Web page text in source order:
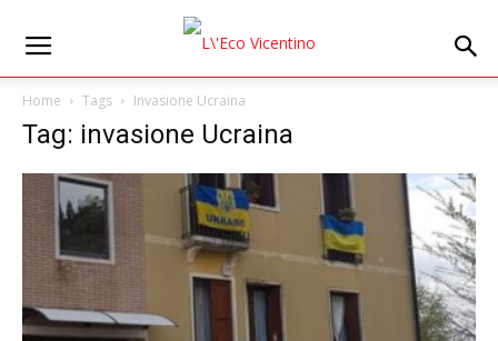
Home Tags Invasione Ucraina
Tag: invasione Ucraina